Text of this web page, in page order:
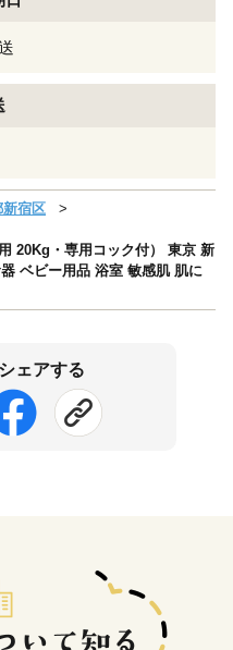
新宿区
20Kg・専用コック付） 東京 新
ベビー用品 浴室 敏感肌 肌に
ェアする